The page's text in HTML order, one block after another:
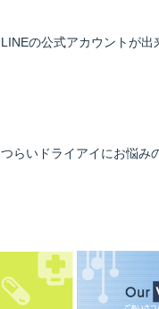
LINEの公式アカウントが出
つらいドライアイにお悩み